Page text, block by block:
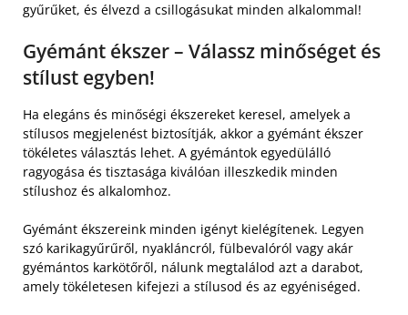
gyűrűket, és élvezd a csillogásukat minden alkalommal!
Gyémánt ékszer – Válassz minőséget és
stílust egyben!
Ha elegáns és minőségi ékszereket keresel, amelyek a
stílusos megjelenést biztosítják, akkor a gyémánt ékszer
tökéletes választás lehet. A gyémántok egyedülálló
ragyogása és tisztasága kiválóan illeszkedik minden
stílushoz és alkalomhoz.
Gyémánt ékszereink minden igényt kielégítenek. Legyen
szó karikagyűrűről, nyakláncról, fülbevalóról vagy akár
gyémántos karkötőről, nálunk megtalálod azt a darabot,
amely tökéletesen kifejezi a stílusod és az egyéniséged.